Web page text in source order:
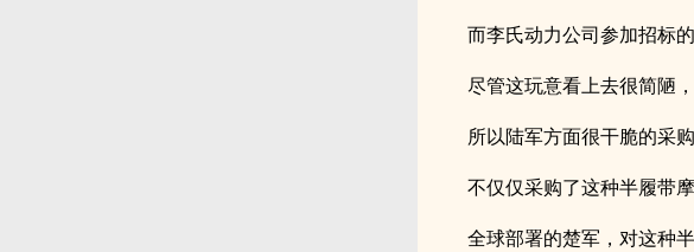
而李氏动力公司参加招标
尽管这玩意看上去很简陋
所以陆军方面很干脆的采
不仅仅采购了这种半履带
全球部署的楚军，对这种